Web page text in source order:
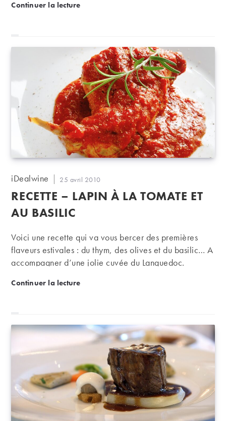
Continuer la lectureRecette – Blanquette de veau aux endives
Auteur/autrice
la
publication :
iDealwine
Publication
publiée :
25 avril 2010
RECETTE – LAPIN À LA TOMATE ET
AU BASILIC
Voici une recette qui va vous bercer des premières
flaveurs estivales : du thym, des olives et du basilic… A
accompagner d’une jolie cuvée du Languedoc.
Continuer la lectureRecette – Lapin à la tomate et au basilic